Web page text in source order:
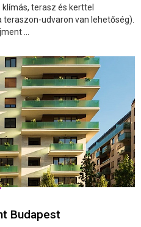
terasz és kerttel
udvaron van lehetőség).
...
Budapest